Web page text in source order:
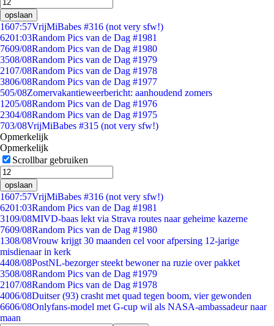
opslaan
1607:57VrijMiBabes #316 (not very sfw!)
6201:03Random Pics van de Dag #1981
7609/08Random Pics van de Dag #1980
3508/08Random Pics van de Dag #1979
2107/08Random Pics van de Dag #1978
3806/08Random Pics van de Dag #1977
505/08Zomervakantieweerbericht: aanhoudend zomers
1205/08Random Pics van de Dag #1976
2304/08Random Pics van de Dag #1975
703/08VrijMiBabes #315 (not very sfw!)
Opmerkelijk
Opmerkelijk
Scrollbar gebruiken
opslaan
1607:57VrijMiBabes #316 (not very sfw!)
6201:03Random Pics van de Dag #1981
3109/08MIVD-baas lekt via Strava routes naar geheime kazerne
7609/08Random Pics van de Dag #1980
1308/08Vrouw krijgt 30 maanden cel voor afpersing 12-jarige
misdienaar in kerk
4408/08PostNL-bezorger steekt bewoner na ruzie over pakket
3508/08Random Pics van de Dag #1979
2107/08Random Pics van de Dag #1978
4006/08Duitser (93) crasht met quad tegen boom, vier gewonden
6606/08Onlyfans-model met G-cup wil als NASA-ambassadeur naar
maan